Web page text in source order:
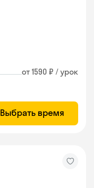
от 1590 ₽ / урок
Выбрать время